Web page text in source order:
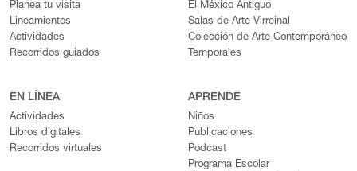
Planea tu visita
Lineamientos
Actividades
Recorridos guiados
El México Antiguo
Salas de Arte Virreinal
Colección de Arte Contemporáneo
Temporales
EN LÍNEA
Actividades
Libros digitales
Recorridos virtuales
APRENDE
Niños
Publicaciones
Podcast
Programa Escolar